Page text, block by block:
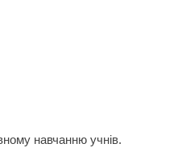
навчанню учнів.